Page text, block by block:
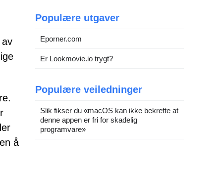
å
Populære utgaver
Eporner.com
Er Lookmovie.io trygt?
Populære veiledninger
Slik fikser du «macOS kan ikke bekrefte at
denne appen er fri for skadelig
programvare»